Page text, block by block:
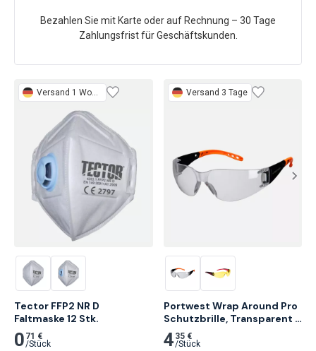
Bezahlen Sie mit Karte oder auf Rechnung – 30 Tage
Zahlungsfrist für Geschäftskunden.
Tector FFP2 NR D
Faltmaske 12 Stk.
0 71 €
/Stück
Versand 3 Tage
Portwest Wrap Around Pro
Schutzbrille, Transparent
12 Stk.
4 35 €
/Stück